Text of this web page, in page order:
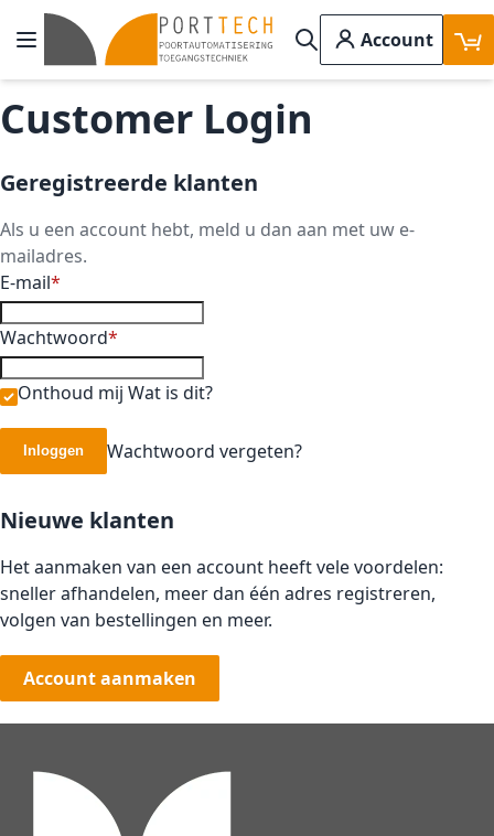
Ga naar de inhoud
Toggle Nav
Search
Account
Customer Login
Geregistreerde klanten
Als u een account hebt, meld u dan aan met uw e-
mailadres.
E-mail
Wachtwoord
Onthoud mij Wat is dit?
Inloggen Wachtwoord vergeten?
Nieuwe klanten
Het aanmaken van een account heeft vele voordelen:
sneller afhandelen, meer dan één adres registreren,
volgen van bestellingen en meer.
Account aanmaken